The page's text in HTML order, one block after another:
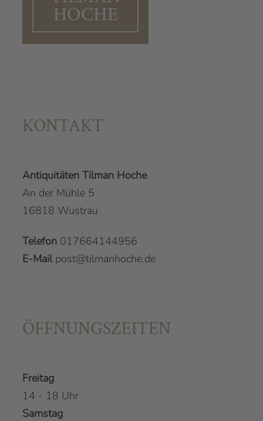
KONTAKT
Antiquitäten Tilman Hoche
An der Mühle 5
16818 Wustrau
Telefon 017664144956
E-Mail post@tilmanhoche.de
ÖFFNUNGSZEITEN
Freitag
14 - 18 Uhr
Samstag